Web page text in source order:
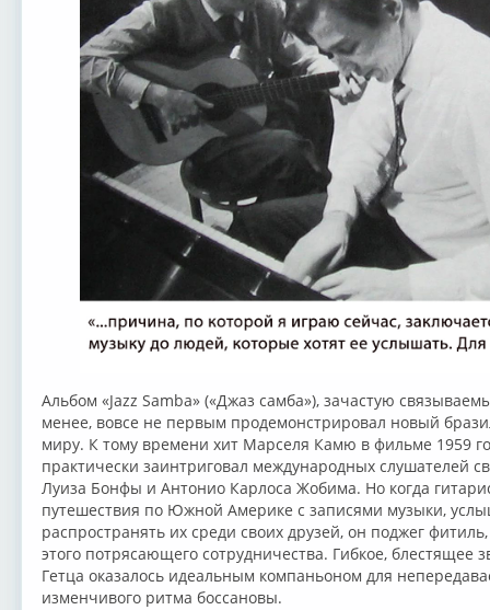
Альбом «Jazz Samba» («Джаз самба»), зачастую
менее, вовсе не первым продемонстрировал новый
миру. К тому времени хит Марселя Камю в фильме 1959
практически заинтриговал международных слушателей
Луиза Бонфы и Антонио Карлоса Жобима. Но когда
путешествия по Южной Америке с записями музыки,
распространять их среди своих друзей, он поджег
этого потрясающего сотрудничества. Гибкое, блестящее
Гетца оказалось идеальным компаньоном для
изменчивого ритма боссановы.